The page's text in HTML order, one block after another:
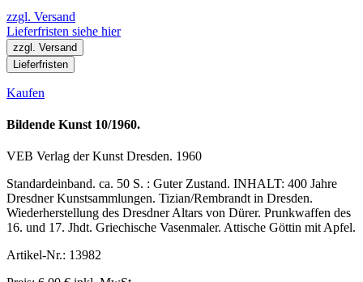
zzgl. Versand
Lieferfristen siehe hier
zzgl. Versand
Lieferfristen
Kaufen
Bildende Kunst 10/1960.
VEB Verlag der Kunst Dresden. 1960
Standardeinband. ca. 50 S. : Guter Zustand. INHALT: 400 Jahre
Dresdner Kunstsammlungen. Tizian/Rembrandt in Dresden.
Wiederherstellung des Dresdner Altars von Dürer. Prunkwaffen des
16. und 17. Jhdt. Griechische Vasenmaler. Attische Göttin mit Apfel.
Artikel-Nr.: 13982